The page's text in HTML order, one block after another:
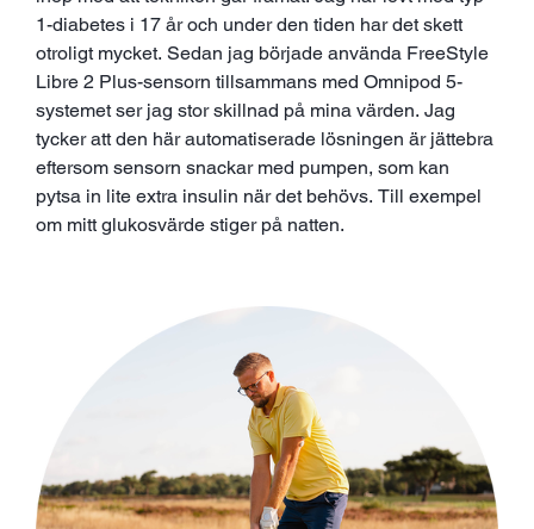
1-diabetes i 17 år och under den tiden har det skett
otroligt mycket. Sedan jag började använda FreeStyle
Libre 2 Plus-sensorn tillsammans med Omnipod 5-
systemet ser jag stor skillnad på mina värden. Jag
tycker att den här automatiserade lösningen är jättebra
eftersom sensorn snackar med pumpen, som kan
pytsa in lite extra insulin när det behövs. Till exempel
om mitt glukosvärde stiger på natten.